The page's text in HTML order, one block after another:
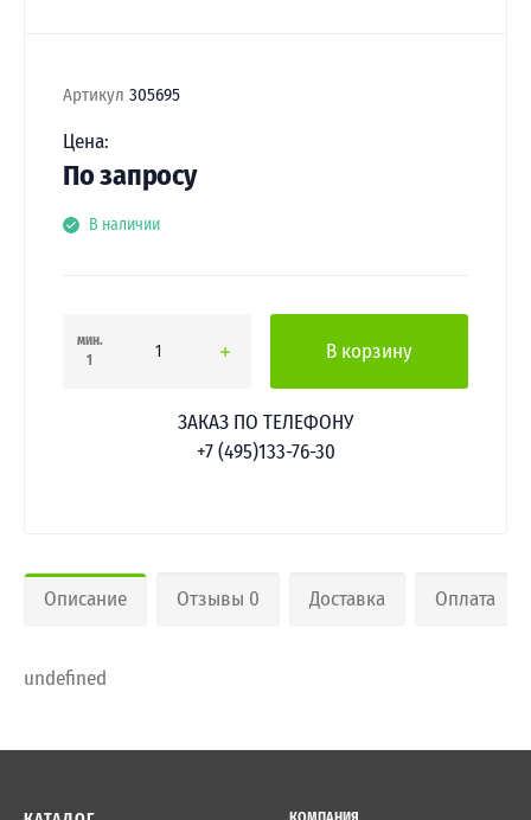
Артикул 305695
Цена:
По запросу
В наличии
мин.
1
В корзину
ЗАКАЗ ПО ТЕЛЕФОНУ
+7 (495)133-76-30
Описание Отзывы 0 Доставка Оплата
undefined